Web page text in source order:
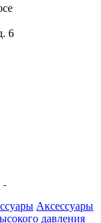
6
Аксессуары
давления